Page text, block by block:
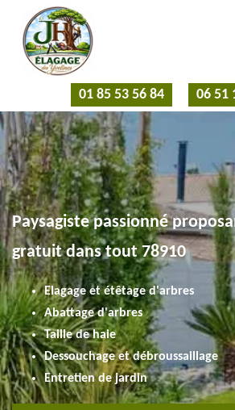
01 85 53 56 84 06 51
Paysagiste passionné
gratuit dans tout 78910
Elagage et étêtage d'arbres
Abattage d'arbres
Taille de haie
Dessouchage et débroussaillage
Entretien de jardin